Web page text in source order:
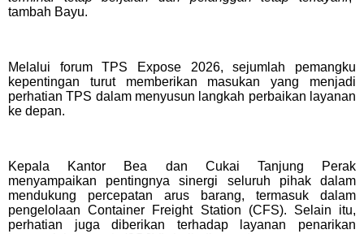
tambah Bayu.
Melalui forum TPS Expose 2026, sejumlah pemangku
kepentingan turut memberikan masukan yang menjadi
perhatian TPS dalam menyusun langkah perbaikan layanan
ke depan.
Kepala Kantor Bea dan Cukai Tanjung Perak
menyampaikan pentingnya sinergi seluruh pihak dalam
mendukung percepatan arus barang, termasuk dalam
pengelolaan Container Freight Station (CFS). Selain itu,
perhatian juga diberikan terhadap layanan penarikan